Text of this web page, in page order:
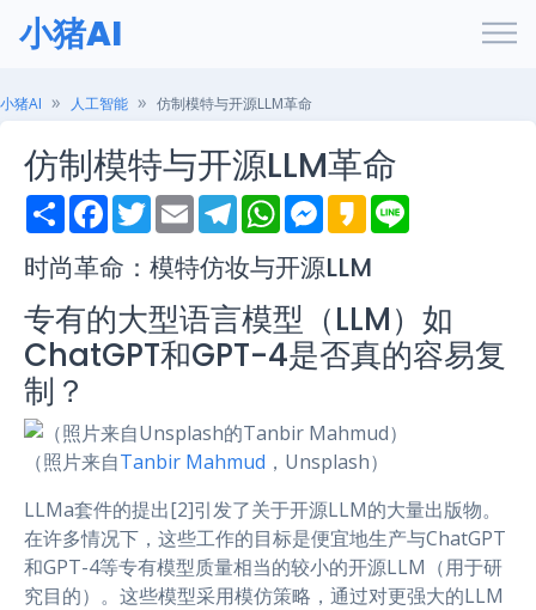
小猪AI
小猪AI 人工智能 仿制模特与开源LLM革命
仿制模特与开源LLM革命
S
h
r
e
F
a
e
b
o
k
T
w
t
t
e
r
E
m
i
l
T
e
e
g
a
m
W
h
t
s
A
p
p
M
e
s
e
g
e
r
K
a
a
o
时尚革命：模特仿妆与开源LLM
专有的大型语言模型（LLM）如
ChatGPT和GPT-4是否真的容易复
制？
（照片来自Tanbir Mahmud ，Unsplash）
LLMa套件的提出[2]引发了关于开源LLM的大量出版物。
在许多情况下，这些工作的目标是便宜地生产与ChatGPT
和GPT-4等专有模型质量相当的较小的开源LLM（用于研
究目的）。这些模型采用模仿策略，通过对更强大的LLM